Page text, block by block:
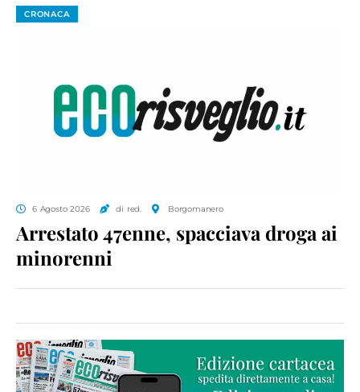
CRONACA
6 Agosto 2026 di red. Borgomanero
Arrestato 47enne, spacciava droga ai
minorenni